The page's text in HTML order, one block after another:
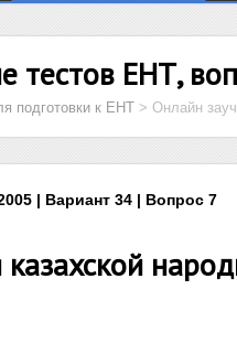
тестов ЕНТ,
подготовки к ЕНТ > Онлайн
| Вариант 34 | Вопрос 7